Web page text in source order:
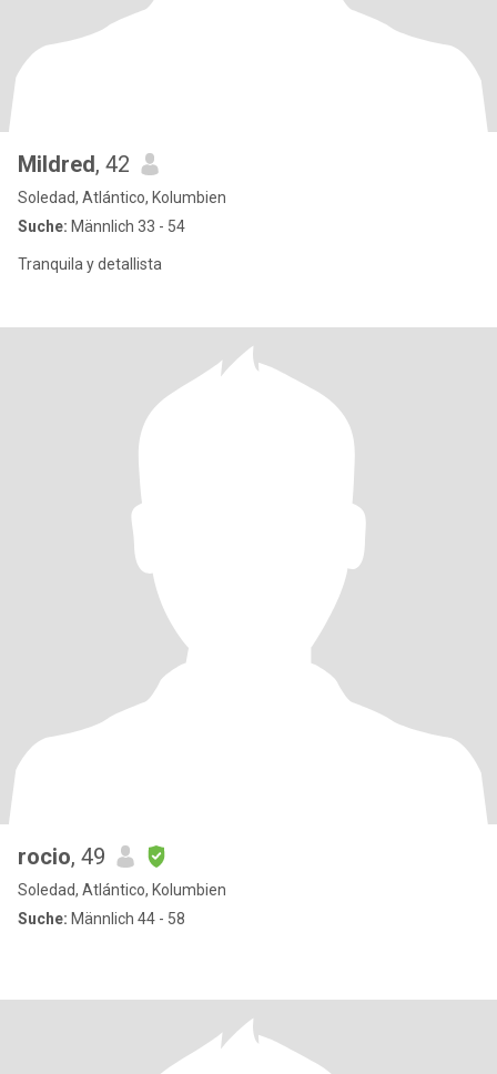
Mildred, 42
Soledad, Atlántico, Kolumbien
Suche: Männlich 33 - 54
Tranquila y detallista
rocio, 49
Soledad, Atlántico, Kolumbien
Suche: Männlich 44 - 58